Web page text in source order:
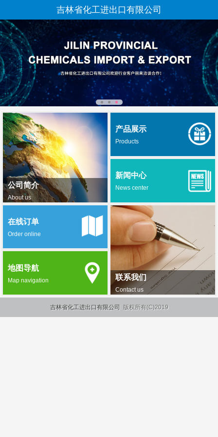
吉林省化工进出口有限公司
公司简介
About us
产品展示
Products
新闻中心
News center
联系我们
Contact us
在线订单
Order online
地图导航
Map navigation
吉林省化工进出口有限公司 版权所有(C)2019